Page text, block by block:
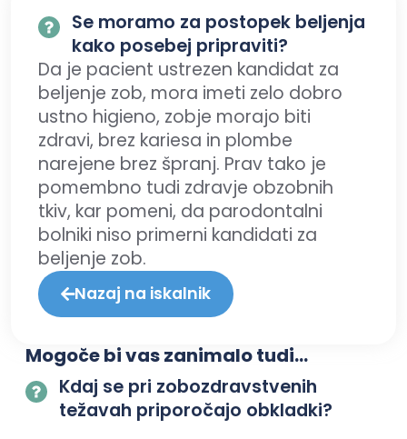
Se moramo za postopek beljenja
kako posebej pripraviti?
Da je pacient ustrezen kandidat za
beljenje zob, mora imeti zelo dobro
ustno higieno, zobje morajo biti
zdravi, brez kariesa in plombe
narejene brez špranj. Prav tako je
pomembno tudi zdravje obzobnih
tkiv, kar pomeni, da parodontalni
bolniki niso primerni kandidati za
beljenje zob.
Nazaj na iskalnik
Mogoče bi vas zanimalo tudi...
Kdaj se pri zobozdravstvenih
težavah priporočajo obkladki?